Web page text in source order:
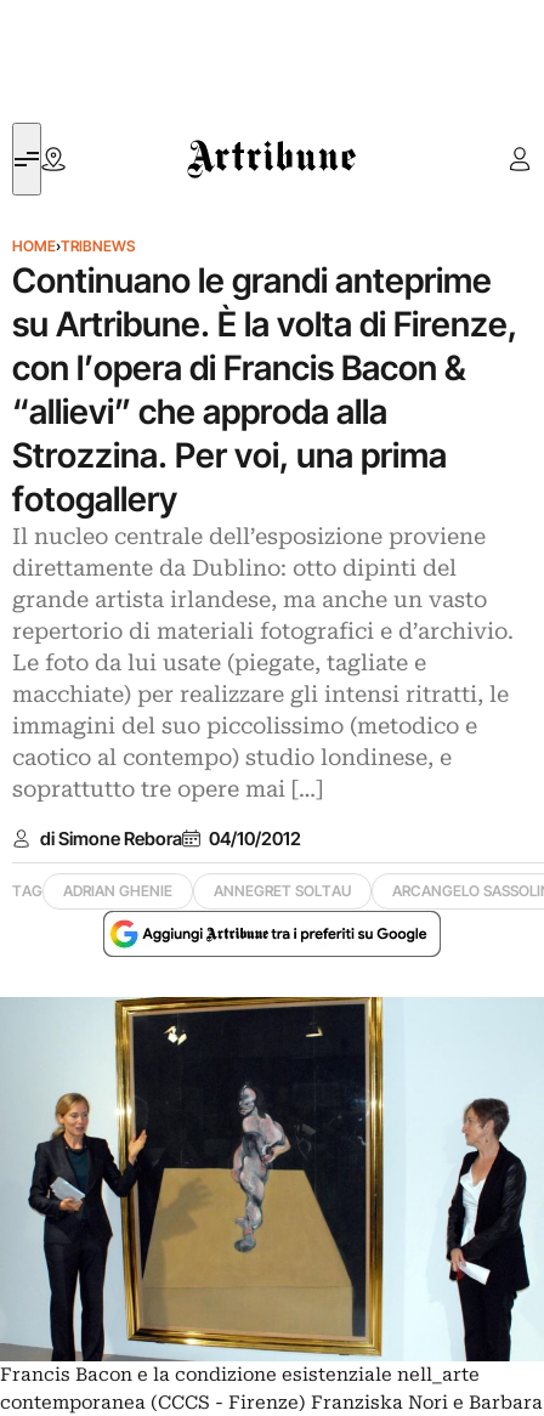
Artribune
HOME›TRIBNEWS
Continuano le grandi anteprime
su Artribune. È la volta di Firenze,
con l’opera di Francis Bacon &
“allievi” che approda alla
Strozzina. Per voi, una prima
fotogallery
Il nucleo centrale dell’esposizione proviene
direttamente da Dublino: otto dipinti del
grande artista irlandese, ma anche un vasto
repertorio di materiali fotografici e d’archivio.
Le foto da lui usate (piegate, tagliate e
macchiate) per realizzare gli intensi ritratti, le
immagini del suo piccolissimo (metodico e
caotico al contempo) studio londinese, e
soprattutto tre opere mai […]
di Simone Rebora 04/10/2012
TAG ADRIAN GHENIE ANNEGRET SOLTAU ARCANGELO
Francis Bacon e la condizione esistenziale nell_arte
contemporanea (CCCS - Firenze) Franziska Nori e Barbara